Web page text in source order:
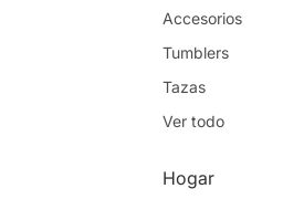
Accesorios
Tumblers
Tazas
Ver todo
Hogar